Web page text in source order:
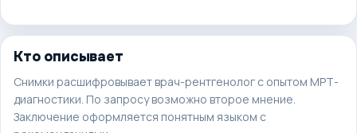
Кто описывает
Снимки расшифровывает врач-рентгенолог с опытом МРТ-
диагностики. По запросу возможно второе мнение.
Заключение оформляется понятным языком с